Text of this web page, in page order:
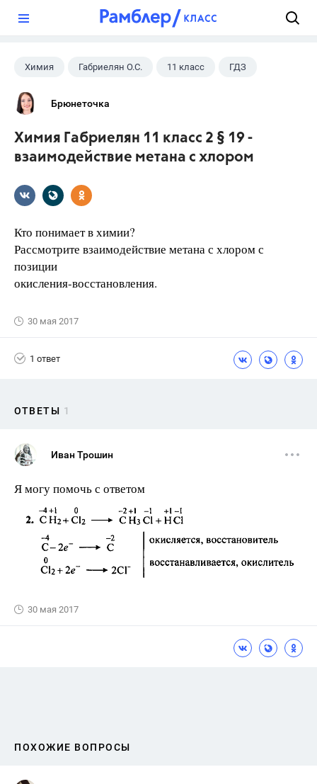
Химия Габриелян О.С. 11 класс ГДЗ
Брюнеточка
Химия Габриелян 11 класс 2 § 19 -
взаимодействие метана с хлором
Кто понимает в химии?
Рассмотрите взаимодействие метана с хлором с
позиции
окисления-восстановления.
30 мая 2017
1 ответ
ОТВЕТЫ 1
Иван Трошин
Я могу помочь с ответом
30 мая 2017
ПОХОЖИЕ ВОПРОСЫ